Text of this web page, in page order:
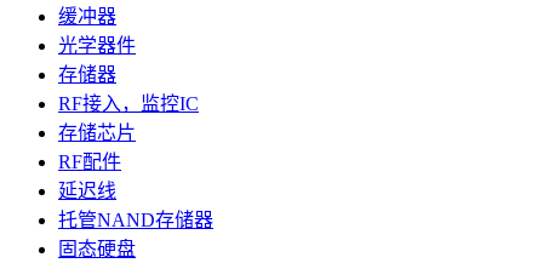
缓冲器
光学器件
存储器
RF接入，监控IC
存储芯片
RF配件
延迟线
托管NAND存储器
固态硬盘